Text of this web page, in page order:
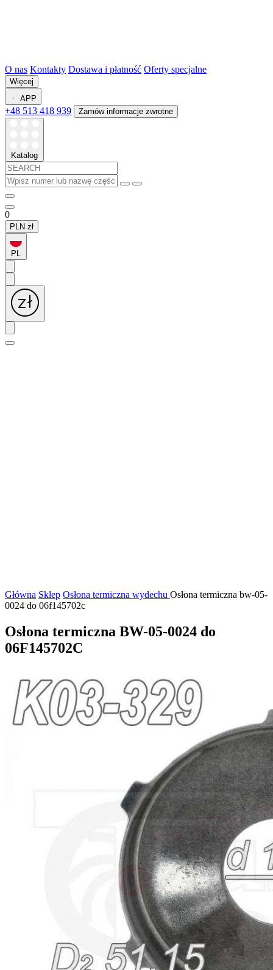
O nas Kontakty Dostawa i płatność Oferty specjalne
Więcej
APP
+48 513 418 939 Zamów informacje zwrotne
Katalog
0
PLN zł
PL
Główna Sklep Osłona termiczna wydechu Osłona termiczna bw-05-
0024 do 06f145702c
Osłona termiczna BW-05-0024 do
06F145702C